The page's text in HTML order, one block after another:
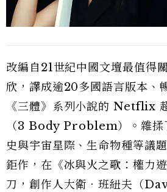
改編自21世紀中國文壇最值
欣，譯成逾20多國語言版本、
《三體》系列小說的 Netflix
（3 Body Problem）。雜揉
史與宇宙星際、生命物種等議
鉅作，在《冰與火之歌：權力
刀，創作人大衛．班紐夫（